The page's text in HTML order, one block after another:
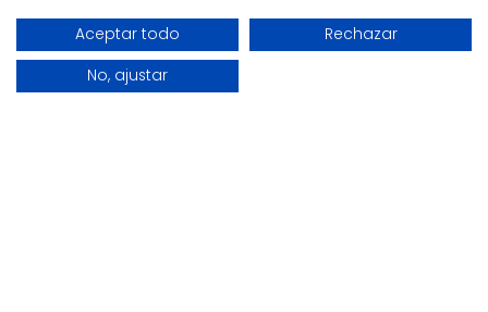
FAQ's
Enlaces
Aceptar todo
Rechazar
No, ajustar